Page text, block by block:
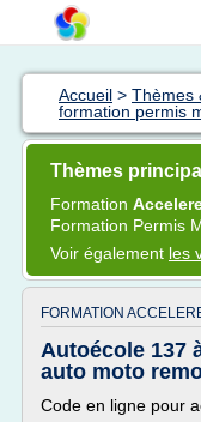
Accueil > Thèmes
formation permis
Thèmes
Formation
Formation Permis
Voir également les
FORMATION
Autoécole 137
auto moto
Code en ligne pour